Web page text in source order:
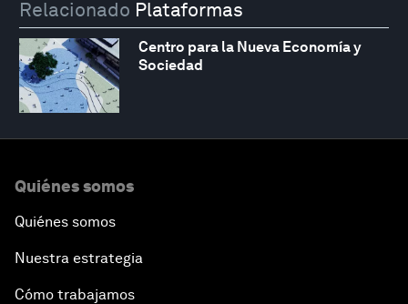
Relacionado Plataformas
Centro para la Nueva Economía y
Sociedad
Quiénes somos
Quiénes somos
Nuestra estrategia
Cómo trabajamos